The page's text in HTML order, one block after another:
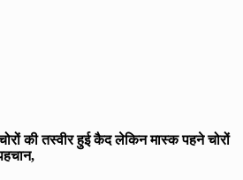
की तस्वीर हुई कैद लेकिन मास्क पहने चोरों